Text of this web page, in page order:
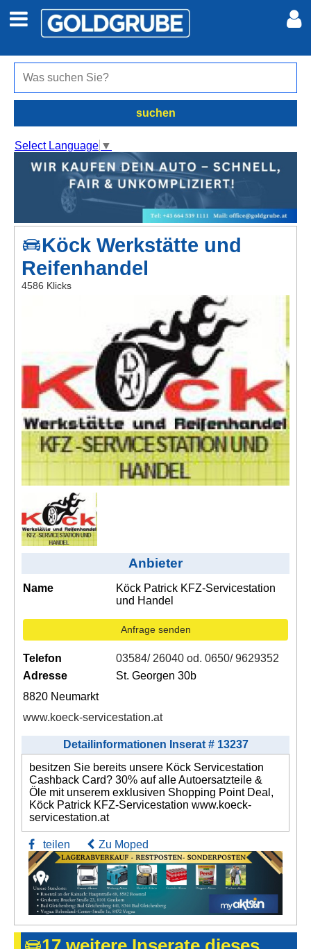
Auto + Motor
Jobs
Marktplatz
Erotik
Auktionen
jetzt inserieren
AGB, Nutzungsbedingungen
Impressum
Meine Inserate
Anmelden
suchen
Select Language ▼
Köck Werkstätte und
Reifenhandel
4586 Klicks
Anbieter
Name
Köck Patrick KFZ-Servicestation
und Handel
Anfrage senden
Telefon
03584/ 26040 od. 0650/ 9629352
Adresse
St. Georgen 30b
8820 Neumarkt
www.koeck-servicestation.at
Detailinformationen Inserat # 13237
besitzen Sie bereits unsere Köck Servicestation
Cashback Card? 30% auf alle Autoersatzteile &
Öle mit unserem exklusiven Shopping Point Deal,
Köck Patrick KFZ-Servicestation www.koeck-
servicestation.at
teilen Zu Moped